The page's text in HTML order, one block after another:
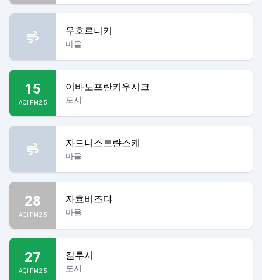
우호르니키
마을
15
AQI PM2.5
이바노프란키우시크
도시
자드니스트랸스케
마을
28
AQI PM2.5
자흐비즈댜
마을
27
AQI PM2.5
칼루시
도시